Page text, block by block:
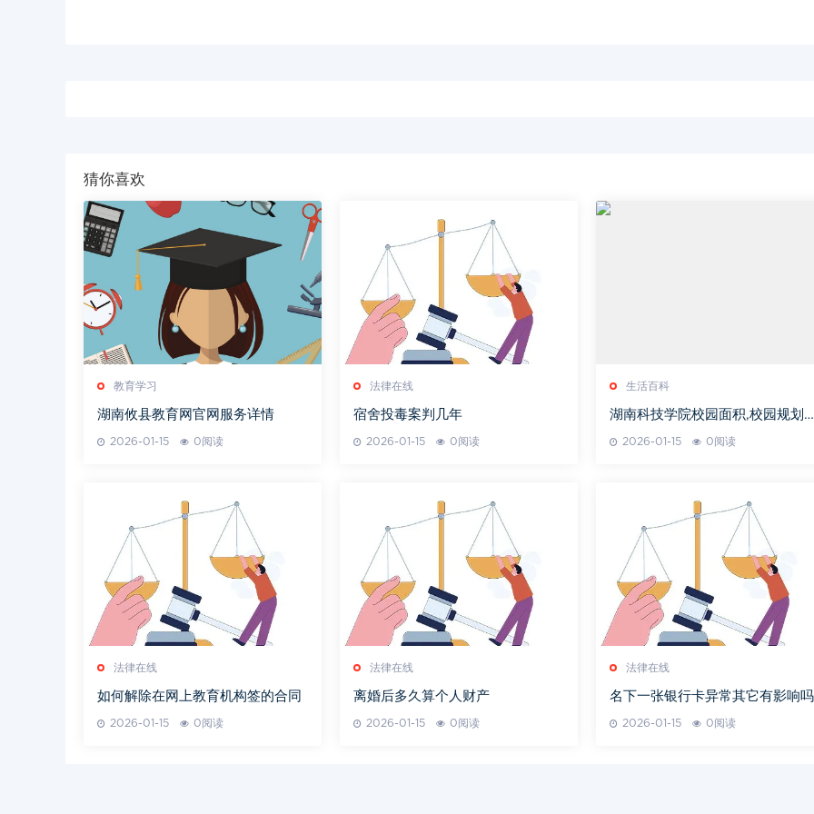
猜你喜欢
教育学习
湖南攸县教育网官网服务详情
2026-01-15 0阅读
法律在线
宿舍投毒案判几年
2026-01-15 0阅读
生活百科
湖南科技学院校园面积,校园规划
设施概览-湖南科技学院面积解析
2026-01-15 0阅读
法律在线
如何解除在网上教育机构签的合同
2026-01-15 0阅读
法律在线
离婚后多久算个人财产
2026-01-15 0阅读
法律在线
名下一张银行卡异常其它有影响吗
2026-01-15 0阅读